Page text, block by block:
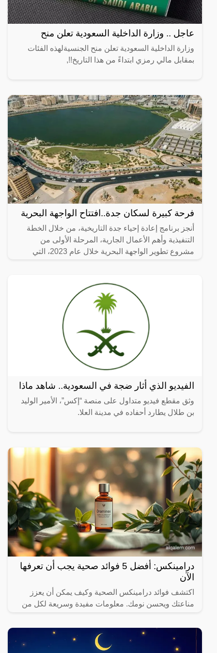
عاجل .. وزارة الداخلية السعودية تعلن منح
وزارة الداخلية السعودية تعلن منح الجنسيةلهذه الفئات
بمقابل مالي رمزي ابتداءً من هذا التاريخ!!,
فرحة كبيرة لسكان جدة..افتتاح الواجهة البحرية
أنجز برنامج إعادة إحياء جدة التاريخية، من خلال الخطة
التنفيذية وأهم الأعمال الجارية، المرحلة الأولى من
مشروع تطوير الواجهة البحرية خلال عام 2023، التي
الفيديو الذي أثار ضجة في السعودية.. شاهد ماذا
وثق مقطع فيديو متداول على منصة “إكس”، الأمير الوليد
بن طلال يطارد أحفاده في مدينة العلا.
درامينكس: أفضل 5 فوائد صحية يجب أن تعرفها
الآن
اكتشف فوائد درامينكس الصحية وكيف يمكن أن يعزز
مناعتك ويحسن نومك. معلومات مفيدة وسريعة لكل من